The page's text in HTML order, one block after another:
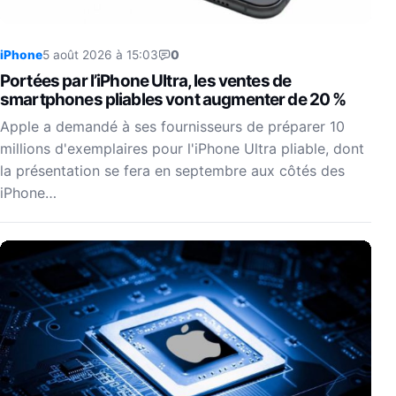
iPhone5 août 2026 à 15:03 0
Portées par l’iPhone Ultra, les ventes de
smartphones pliables vont augmenter de 20 %
Apple a demandé à ses fournisseurs de préparer 10
millions d'exemplaires pour l'iPhone Ultra pliable, dont
la présentation se fera en septembre aux côtés des
iPhone…